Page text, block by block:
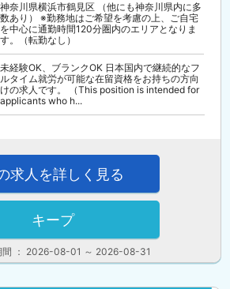
神奈川県横浜市鶴見区 （他にも神奈川県内に多
数あり） ※勤務地はご希望を考慮の上、ご自宅
を中心に通勤時間120分圏内のエリアとなりま
す。（転勤なし）
未経験OK、ブランクOK 日本国内で継続的なフ
ルタイム就労が可能な在留資格をお持ちの方向
けの求人です。 （This position is intended for
applicants who h...
間 ： 2026-08-01 ～ 2026-08-31
求人を詳しく見る
キープ